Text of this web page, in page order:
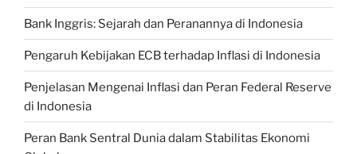
Bank Inggris: Sejarah dan Peranannya di Indonesia
Pengaruh Kebijakan ECB terhadap Inflasi di Indonesia
Penjelasan Mengenai Inflasi dan Peran Federal Reserve
di Indonesia
Peran Bank Sentral Dunia dalam Stabilitas Ekonomi